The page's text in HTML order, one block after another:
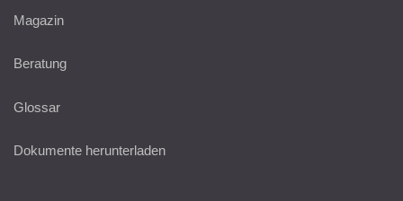
Magazin
Beratung
Glossar
Dokumente herunterladen